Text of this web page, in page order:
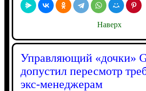
Наверх
Управляющий «дочки»
допустил пересмотр
экс-менеджерам